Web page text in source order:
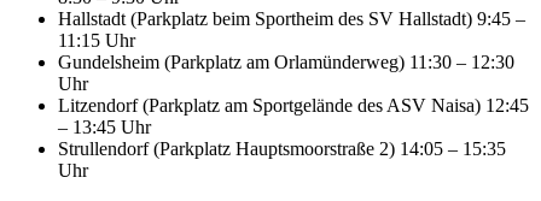
Hallstadt (Parkplatz beim Sportheim des SV Hallstadt) 9:45 –
11:15 Uhr
Gundelsheim (Parkplatz am Orlamünderweg) 11:30 – 12:30
Uhr
Litzendorf (Parkplatz am Sportgelände des ASV Naisa) 12:45
– 13:45 Uhr
Strullendorf (Parkplatz Hauptsmoorstraße 2) 14:05 – 15:35
Uhr